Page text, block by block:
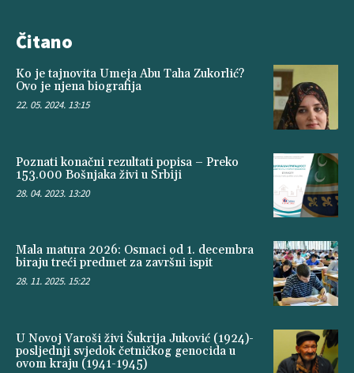
Čitano
Ko je tajnovita Umeja Abu Taha Zukorlić?
Ovo je njena biografija
22. 05. 2024. 13:15
Poznati konačni rezultati popisa – Preko
153.000 Bošnjaka živi u Srbiji
28. 04. 2023. 13:20
Mala matura 2026: Osmaci od 1. decembra
biraju treći predmet za završni ispit
28. 11. 2025. 15:22
U Novoj Varoši živi Šukrija Juković (1924)-
posljednji svjedok četničkog genocida u
ovom kraju (1941-1945)